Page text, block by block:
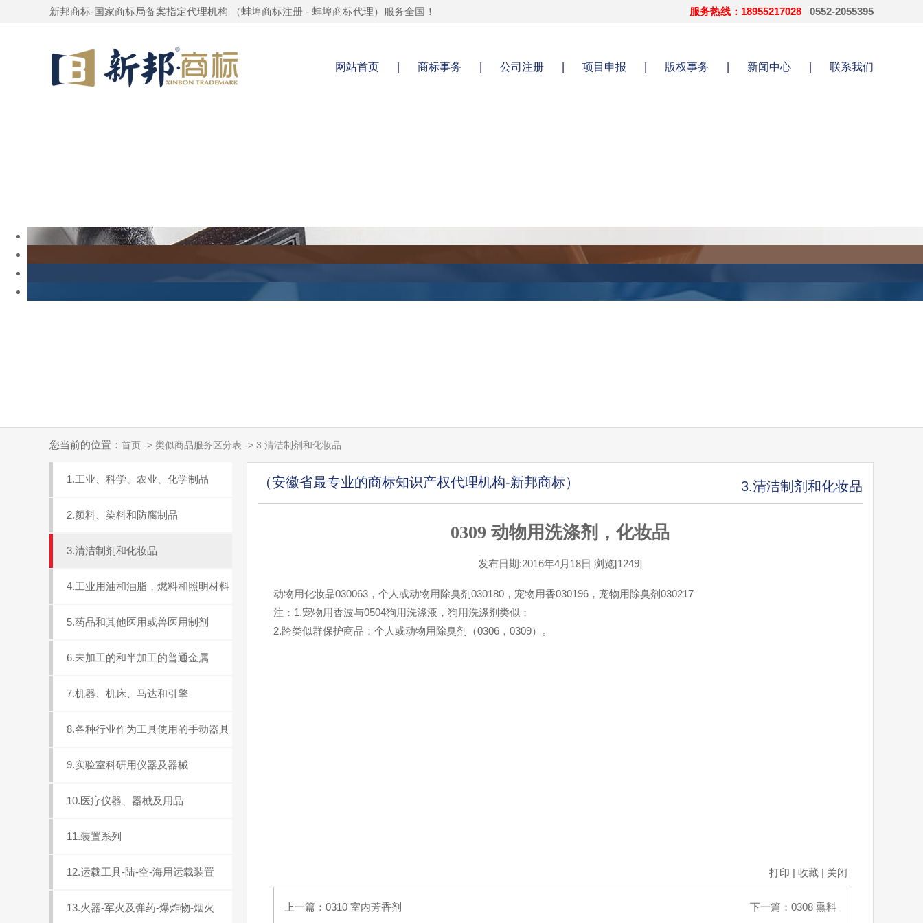
新邦商标-国家商标局备案指定代理机构 （蚌埠商标注册 - 蚌埠商标代理）服务全国！ 服务热线：18955217028 0552-2055395
网站首页 商标事务 公司注册 项目申报 版权事务 新闻中心 联系我们
您当前的位置： 首页 -> 类似商品服务区分表 -> 3.清洁制剂和化妆品
1.工业、科学、农业、化学制品
2.颜料、染料和防腐制品
3.清洁制剂和化妆品
4.工业用油和油脂，燃料和照明材料
5.药品和其他医用或兽医用制剂
6.未加工的和半加工的普通金属
7.机器、机床、马达和引擎
8.各种行业作为工具使用的手动器具
9.实验室科研用仪器及器械
10.医疗仪器、器械及用品
11.装置系列
12.运载工具-陆-空-海用运载装置
13.火器-军火及弹药-爆炸物-烟火
（安徽省最专业的商标知识产权代理机构-新邦商标） 3.清洁制剂和化妆品
0309 动物用洗涤剂，化妆品
发布日期:2016年4月18日 浏览[1249]
动物用化妆品030063，个人或动物用除臭剂030180，宠物用香030196，宠物用除臭剂030217
注：1.宠物用香波与0504狗用洗涤液，狗用洗涤剂类似；
2.跨类似群保护商品：个人或动物用除臭剂（0306，0309）。
打印 | 收藏| 关闭
上一篇： 0310 室内芳香剂 下一篇： 0308 熏料